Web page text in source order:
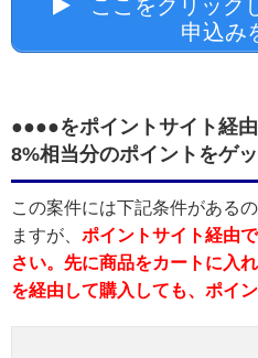
ここをクリック
申込み
●●●●をポイントサイト経
8%相当分のポイントをゲ
この案件には下記条件がある
ますが、 ポイントサイト経由
さい。先に商品をカートに入
を経由して購入しても、ポイ